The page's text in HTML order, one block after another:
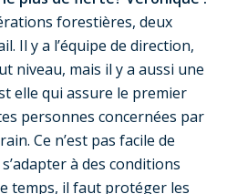
forestières, deux
Il y a l’équipe de direction,
niveau, mais il y a aussi une
elle qui assure le premier
personnes concernées par
Ce n’est pas facile de
à des conditions
temps, il faut protéger les